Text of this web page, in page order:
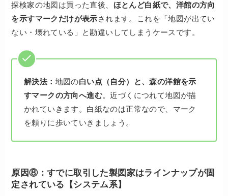
探検家の地図は買った直後、 ほとんど白紙で、洋館の方向
を示すマークだけが表示されます。これを「地図が出てい
ない・壊れている」と勘違いしてしまうケースです。
解決法： 地図の白い点（自分）と、森の洋館を示
すマークの方向へ進む。近づくにつれて地図が描
かれていきます。白紙なのは正常なので、マーク
を頼りに歩いていきましょう。
原因⑧：すでに取引した製図家はラインナップが固
定されている【システム系】